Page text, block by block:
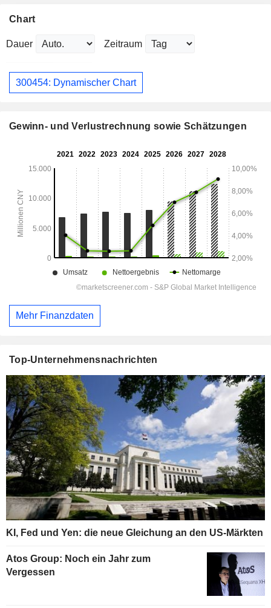
Chart
Dauer Zeitraum
300454: Dynamischer Chart
Gewinn- und Verlustrechnung sowie Schätzungen
Mehr Finanzdaten
Top-Unternehmensnachrichten
KI, Fed und Yen: die neue Gleichung an den US-Märkten
Atos Group: Noch ein Jahr zum
Vergessen